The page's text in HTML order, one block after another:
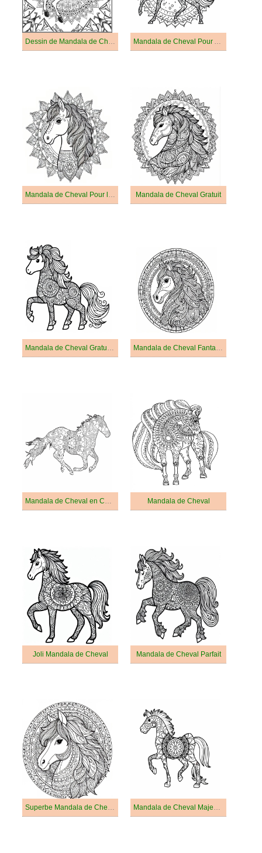
Dessin de Mandala de Cheval Gratuit Mandala de Cheval Pour Adultes
Mandala de Cheval Pour les Adultes Mandala de Cheval Gratuit
Mandala de Cheval Gratuit Pour les Adultes Mandala de Cheval Fantastique
Mandala de Cheval en Cours d'exécution Mandala de Cheval
Joli Mandala de Cheval Mandala de Cheval Parfait
Superbe Mandala de Cheval Mandala de Cheval Majestueux